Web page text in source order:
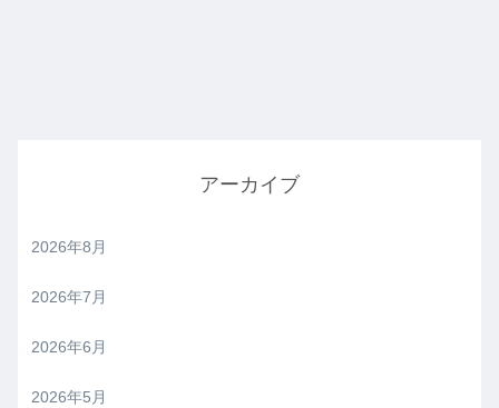
アーカイブ
2026年8月
2026年7月
2026年6月
2026年5月